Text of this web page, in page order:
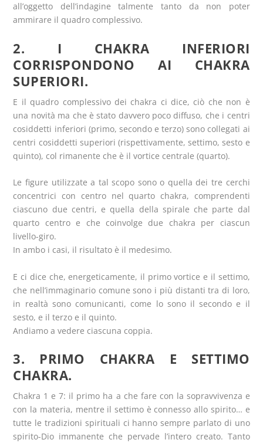
all’oggetto dell’indagine talmente tanto da non poter
ammirare il quadro complessivo.
2. I CHAKRA INFERIORI
CORRISPONDONO AI CHAKRA
SUPERIORI.
E il quadro complessivo dei chakra ci dice, ciò che non è
una novità ma che è stato davvero poco diffuso, che i centri
cosiddetti inferiori (primo, secondo e terzo) sono collegati ai
centri cosiddetti superiori (rispettivamente, settimo, sesto e
quinto), col rimanente che è il vortice centrale (quarto).
Le figure utilizzate a tal scopo sono o quella dei tre cerchi
concentrici con centro nel quarto chakra, comprendenti
ciascuno due centri, e quella della spirale che parte dal
quarto centro e che coinvolge due chakra per ciascun
livello-giro.
In ambo i casi, il risultato è il medesimo.
E ci dice che, energeticamente, il primo vortice e il settimo,
che nell’immaginario comune sono i più distanti tra di loro,
in realtà sono comunicanti, come lo sono il secondo e il
sesto, e il terzo e il quinto.
Andiamo a vedere ciascuna coppia.
3. PRIMO CHAKRA E SETTIMO
CHAKRA.
Chakra 1 e 7: il primo ha a che fare con la sopravvivenza e
con la materia, mentre il settimo è connesso allo spirito… e
tutte le tradizioni spirituali ci hanno sempre parlato di uno
spirito-Dio immanente che pervade l’intero creato. Tanto